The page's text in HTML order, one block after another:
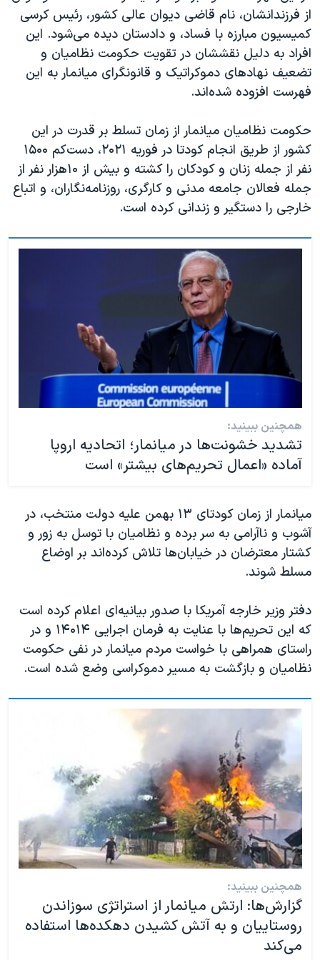
نرگس محمدی برنده جایزه نوبل صلح
همایش محافظه‌کاران آمریکا «سی‌پک»
صفحه‌های ویژه
از فرزندانشان، نام قاضی دیوان عالی کشور، رئیس کرسی
کمیسیون مبارزه با فساد، و دادستان دیده می‌شود. این
افراد به دلیل نقششان در تقویت حکومت نظامیان و
تضعیف نهادهای دموکراتیک و قانونگرای میانمار به این
فهرست افزوده شده‌اند.
حکومت نظامیان میانمار از زمان تسلط بر قدرت در این
کشور از طریق انجام کودتا در فوریه ۲۰۲۱، دست‌کم ۱۵۰۰
نفر از جمله زنان و کودکان را کشته و بیش از ۱۰هزار نفر از
جمله فعالان جامعه مدنی و کارگری، روزنامه‌نگاران، و اتباع
خارجی را دستگیر و زندانی کرده است.
همچنین ببینید:
تشدید خشونت‌ها در میانمار؛ اتحادیه اروپا
آماده «اعمال تحریم‌های بیشتر» است
میانمار از زمان کودتای ۱۳ بهمن علیه دولت منتخب، در
آشوب و ناآرامی به سر برده و نظامیان با توسل به زور و
کشتار معترضان در خیابان‌ها تلاش کرده‌اند بر اوضاع
مسلط شوند.
دفتر وزیر خارجه آمریکا با صدور بیانیه‌ای اعلام کرده است
که این تحریم‌ها با عنایت به فرمان اجرایی ۱۴۰۱۴ و در
راستای همراهی با خواست مردم میانمار در نفی حکومت
نظامیان و بازگشت به مسیر دموکراسی وضع شده است.
همچنین ببینید:
گزارش‌ها: ارتش میانمار از استراتژی سوزاندن
روستاییان و به آتش کشیدن دهکده‌ها استفاده
می‌کند